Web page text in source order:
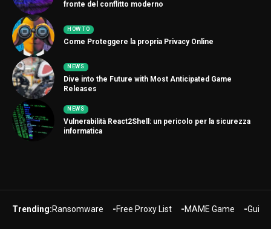
fronte del conflitto moderno
HOW TO
Come Proteggere la propria Privacy Online
NEWS
Dive into the Future with Most Anticipated Game
Releases
NEWS
Vulnerabilità React2Shell: un pericolo per la sicurezza
informatica
Trending:Ransomware Free Proxy List MAME Game Guide